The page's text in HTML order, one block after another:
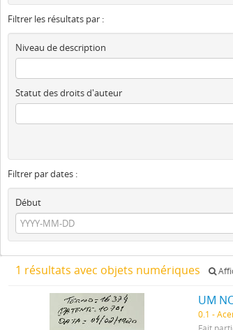
Filtrer les résultats par :
Niveau de description
Statut des droits d'auteur
Filtrer par dates :
Début
1 résultats avec objets numériques
0.1 -